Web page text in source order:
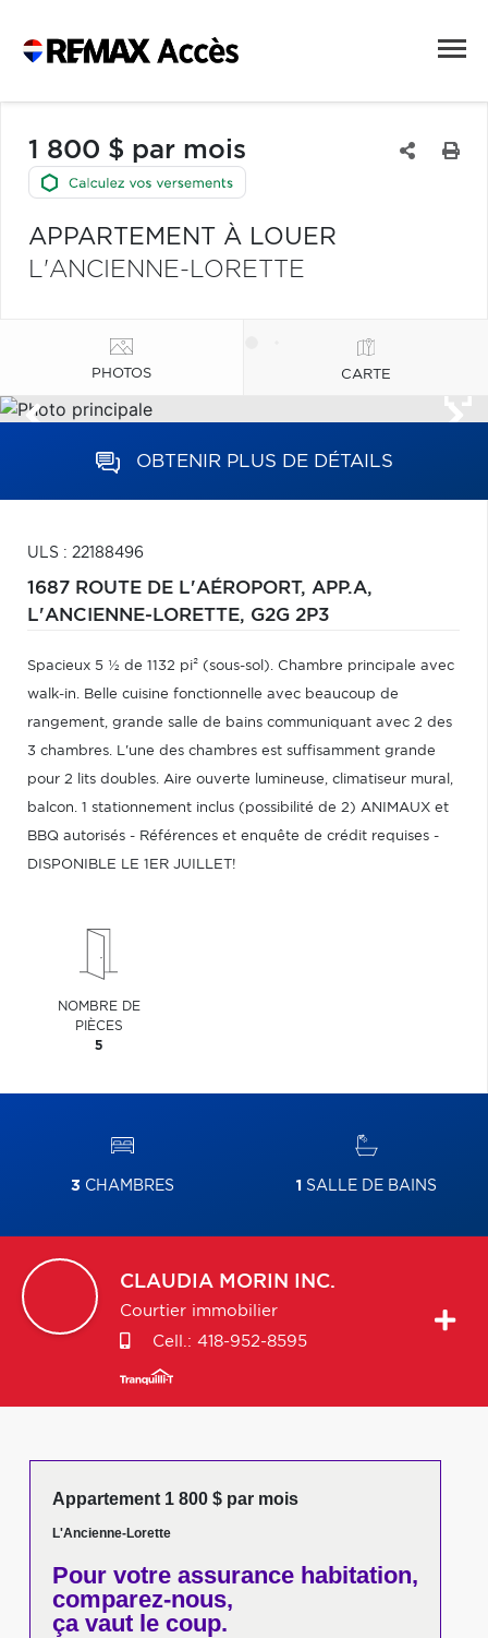
1 800 $ par mois
APPARTEMENT À LOUER
L'ANCIENNE-LORETTE
PHOTOS CARTE
OBTENIR PLUS DE DÉTAILS
ULS : 22188496
1687 ROUTE DE L'AÉROPORT, APP.A,
L'ANCIENNE-LORETTE, G2G 2P3
Spacieux 5 ½ de 1132 pi² (sous-sol). Chambre principale avec
walk-in. Belle cuisine fonctionnelle avec beaucoup de
rangement, grande salle de bains communiquant avec 2 des
3 chambres. L'une des chambres est suffisamment grande
pour 2 lits doubles. Aire ouverte lumineuse, climatiseur mural,
balcon. 1 stationnement inclus (possibilité de 2) ANIMAUX et
BBQ autorisés - Références et enquête de crédit requises -
DISPONIBLE LE 1ER JUILLET!
NOMBRE DE
PIÈCES
5
3 CHAMBRES 1 SALLE DE BAINS
CLAUDIA MORIN INC.
Courtier immobilier
Cell.: 418-952-8595
Appartement 1 800 $ par mois
L'Ancienne-Lorette
Pour votreassurance habitation,
comparez-nous,
ça vaut le coup.